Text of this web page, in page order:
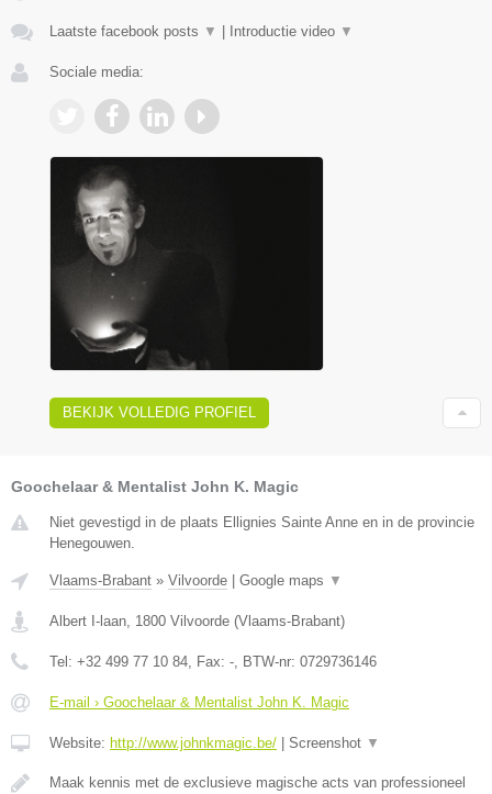
Laatste facebook posts ▼ | Introductie video ▼
Sociale media:
BEKIJK VOLLEDIG PROFIEL
Goochelaar & Mentalist John K. Magic
Niet gevestigd in de plaats Ellignies Sainte Anne en in de provincie
Henegouwen.
Vlaams-Brabant » Vilvoorde Google maps ▼
Albert I-laan, 1800 Vilvoorde (Vlaams-Brabant)
Tel: +32 499 77 10 84, Fax: -, BTW-nr: 0729736146
E-mail › Goochelaar & Mentalist John K. Magic
Website: http://www.johnkmagic.be/ Screenshot ▼
Maak kennis met de exclusieve magische acts van professioneel